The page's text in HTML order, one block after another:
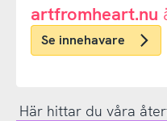
eller
.nu-
domän
artfromheart.nu
Se innehavare
Här hittar du våra